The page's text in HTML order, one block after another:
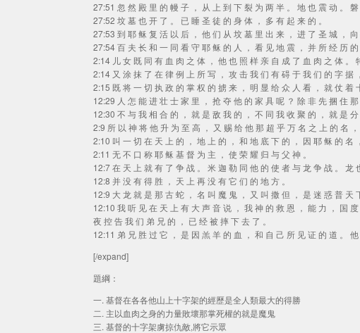
27:51 忽 然 殿 里 的 幔 子 ， 从 上 到 下 裂 为 两 半 。 地 也 震 动 。 磐
27:52 坟 墓 也 开 了 。 已 睡 圣 徒 的 身 体 ， 多 有 起 来 的 。
27:53 到 耶 稣 复 活 以 后 ， 他 们 从 坟 墓 里 出 来 ， 进 了 圣 城 ， 向
27:54 百 夫 长 和 一 同 看 守 耶 稣 的 人 ， 看 见 地 震 ， 并 所 经 历
2:14 儿 女 既 同 有 血 肉 之 体 ， 他 也 照 样 亲 自 成 了 血 肉 之 体 。
2:14 又 涂 抹 了 在 律 例 上 所 写 ， 攻 击 我 们 有 碍 于 我 们 的 字 据
2:15 既 将 一 切 执 政 的 掌 权 的 掳 来 ， 明 显 给 众 人 看 ， 就 仗 着
12:29 人 怎 能 进 壮 士 家 里 ， 抢 夺 他 的 家 具 呢 ？ 除 非 先 捆 住 那
12:30 不 与 我 相 合 的 ， 就 是 敌 我 的 ， 不 同 我 收 聚 的 ， 就 是 分
2:9 所 以 神 将 他 升 为 至 高 ， 又 赐 给 他 那 超 乎 万 名 之 上 的 名 ，
2:10 叫 一 切 在 天 上 的 ， 地 上 的 ， 和 地 底 下 的 ， 因 耶 稣 的 名
2:11 无 不 口 称 耶 稣 基 督 为 主 ， 使 荣 耀 归 与 父 神 。
12:7 在 天 上 就 有 了 争 战 。 米 迦 勒 同 他 的 使 者 与 龙 争 战 。 龙
12:8 并 没 有 得 胜 ， 天 上 再 没 有 它 们 的 地 方 。
12:9 大 龙 就 是 那 古 蛇 ， 名 叫 魔 鬼 ， 又 叫 撒 但 ， 是 迷 惑 普 天
12:10 我 听 见 在 天 上 有 大 声 音 说 ， 我 神 的 救 恩 ， 能 力 ， 国
夜 控 告 我 们 弟 兄 的 ， 已 经 被 摔 下 去 了 。
12:11 弟 兄 胜 过 它 ， 是 因 羔 羊 的 血 ， 和 自 己 所 见 证 的 道 。 他
[/expand]
題綱：
一. 基督在各各他山上十字架的經歷是全人類最大的得勝
二. 主以血肉之身的力量敗壞那掌死權的就是魔鬼
三. 基督的十字架虜掠仇敵,將它示眾